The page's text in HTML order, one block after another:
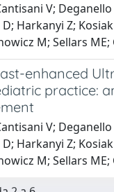
V;
Harkanyi Z; Kosiak
M; Sellars ME;
enhanced
practice:
V;
Harkanyi Z; Kosiak
M; Sellars ME;